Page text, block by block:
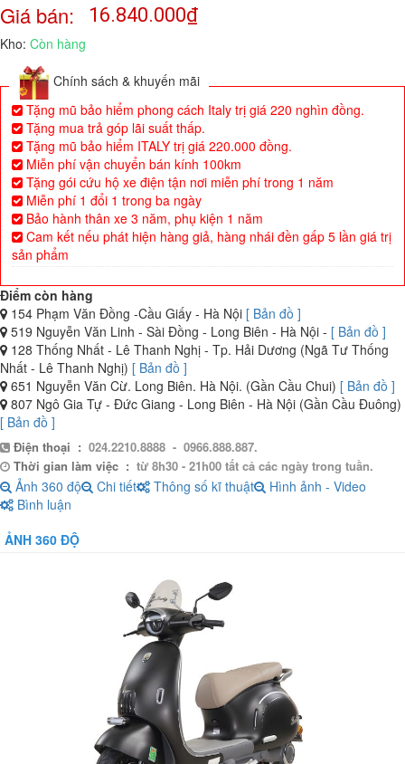
Giá bán: 16.840.000₫
Kho: Còn hàng
Chính sách & khuyến mãi
Tặng mũ bảo hiểm phong cách Italy trị giá 220 nghìn đồng.
Tặng mua trả góp lãi suất thấp.
Tặng mũ bảo hiểm ITALY trị giá 220.000 đồng.
Miễn phí vận chuyển bán kính 100km
Tặng gói cứu hộ xe điện tận nơi miễn phí trong 1 năm
Miễn phí 1 đổi 1 trong ba ngày
Bảo hành thân xe 3 năm, phụ kiện 1 năm
Cam kết nếu phát hiện hàng giả, hàng nhái đền gấp 5 lần giá trị
sản phẩm
Điểm còn hàng
154 Phạm Văn Đồng -Cầu Giấy - Hà Nội [ Bản đồ ]
519 Nguyễn Văn Linh - Sài Đồng - Long Biên - Hà Nội - [ Bản đồ ]
128 Thống Nhất - Lê Thanh Nghị - Tp. Hải Dương (Ngã Tư Thống
Nhất - Lê Thanh Nghị) [ Bản đồ ]
651 Nguyễn Văn Cừ. Long Biên. Hà Nội. (Gần Cầu Chui) [ Bản đồ ]
807 Ngô Gia Tự - Đức Giang - Long Biên - Hà Nội (Gần Cầu Đuông)
[ Bản đồ ]
Điện thoại : 024.2210.8888 - 0966.888.887.
Thời gian làm việc : từ 8h30 - 21h00 tất cả các ngày trong tuần.
Ảnh 360 độ Chi tiết Thông số kĩ thuật
Hình ảnh - Video
Bình luận
ẢNH 360 ĐỘ